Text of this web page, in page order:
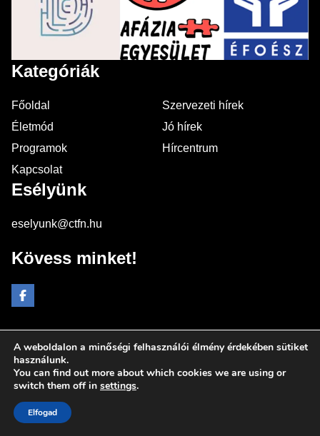
Kategóriák
Főoldal
Szervezeti hírek
Életmód
Jó hírek
Programok
Hírcentrum
Kapcsolat
Esélyünk
eselyunk@ctfn.hu
Kövess minket!
Copyright © 2024 eselyunk.hu. Minden jog fenntartva.
Általános Szerződési Feltételek
Adatkezelési Nyilatkozat
A weboldalon a minőségi felhasználói élmény érdekében sütiket
használunk.
You can find out more about which cookies we are using or
switch them off in settings.
Elfogad